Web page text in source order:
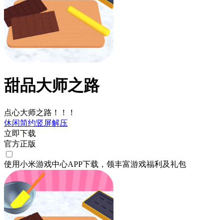
甜品大师之路
点心大师之路！！！
休闲简约竖屏解压
立即下载
官方正版
使用小米游戏中心APP下载 ，领丰富游戏福利 及礼包